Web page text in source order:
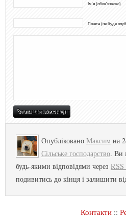
Ім'я (обов'язково)
Пошта (не буде
Опубліковано Максим на
Сільське господарство. Ви
будь-якими відповідями через RSS
подивитись до кінця і залишити
Контакти::